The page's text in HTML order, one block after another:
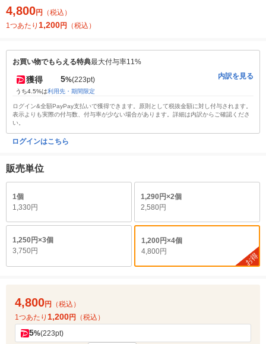
4,800円
（税込）
1つあたり 1,200円 （税込）
お買い物でもらえる特典最大付与率11%
獲得 5%(223pt)
うち4.5%は利用先・期間限定
内訳を見る
ログイン&全額PayPay支払いで獲得できます。原則として税抜金額に対し付与されます。
表示よりも実際の付与数、付与率が少ない場合があります。詳細は内訳からご確認くださ
い。
ログインはこちら
販売単位
1個
1,330円
1,290円×2個
2,580円
1,250円×3個
3,750円
1,200円×4個
4,800円
お得
4,800円
（税込）
1つあたり 1,200円 （税込）
5%(223pt)